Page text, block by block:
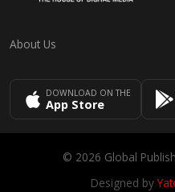
About Us
DOWNLOAD ON THE
App Store
© 2026 Global
Designed by